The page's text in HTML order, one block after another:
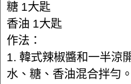
糖 1大匙
香油 1大匙
作法：
1. 韓式辣椒醬和一半涼
水、糖、香油混合拌勻。